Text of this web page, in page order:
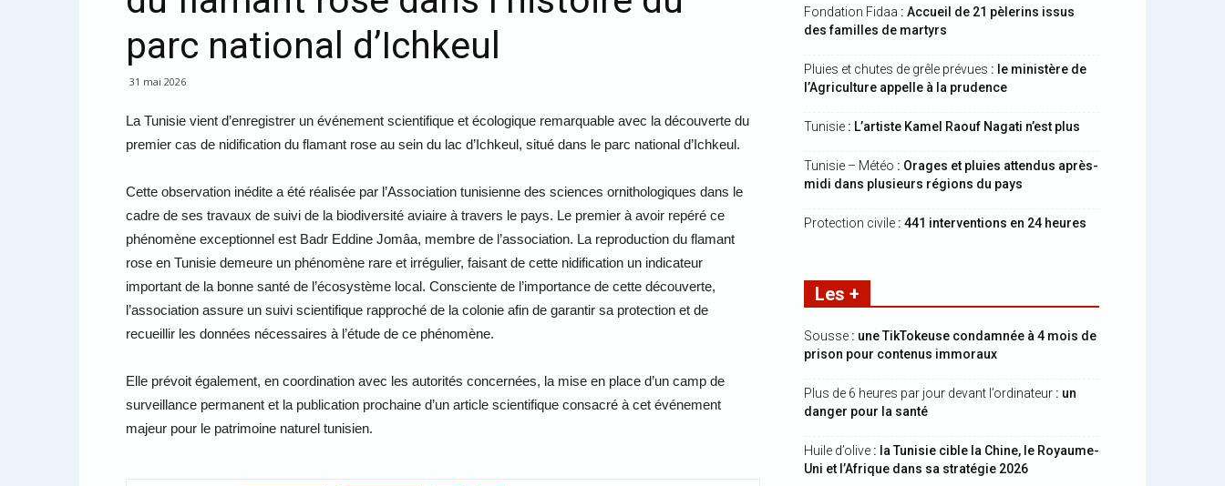
parc national d’Ichkeul
31 mai 2026
La Tunisie vient d’enregistrer un événement scientifique et écologique remarquable avec la découverte du
premier cas de nidification du flamant rose au sein du lac d’Ichkeul, situé dans le parc national d’Ichkeul.
Cette observation inédite a été réalisée par l’Association tunisienne des sciences ornithologiques dans le
cadre de ses travaux de suivi de la biodiversité aviaire à travers le pays. Le premier à avoir repéré ce
phénomène exceptionnel est Badr Eddine Jomâa, membre de l’association. La reproduction du flamant
rose en Tunisie demeure un phénomène rare et irrégulier, faisant de cette nidification un indicateur
important de la bonne santé de l’écosystème local. Consciente de l’importance de cette découverte,
l’association assure un suivi scientifique rapproché de la colonie afin de garantir sa protection et de
recueillir les données nécessaires à l’étude de ce phénomène.
Elle prévoit également, en coordination avec les autorités concernées, la mise en place d’un camp de
surveillance permanent et la publication prochaine d’un article scientifique consacré à cet événement
majeur pour le patrimoine naturel tunisien.
Fondation Fidaa : Accueil de 21 pèlerins issus
des familles de martyrs
Pluies et chutes de grêle prévues : le ministère de
l’Agriculture appelle à la prudence
Tunisie : L’artiste Kamel Raouf Nagati n’est plus
Tunisie – Météo : Orages et pluies attendus après-
midi dans plusieurs régions du pays
Protection civile : 441 interventions en 24 heures
Les +
Sousse : une TikTokeuse condamnée à 4 mois de
prison pour contenus immoraux
Plus de 6 heures par jour devant l’ordinateur : un
danger pour la santé
Huile d’olive : la Tunisie cible la Chine, le Royaume-
Uni et l’Afrique dans sa stratégie 2026